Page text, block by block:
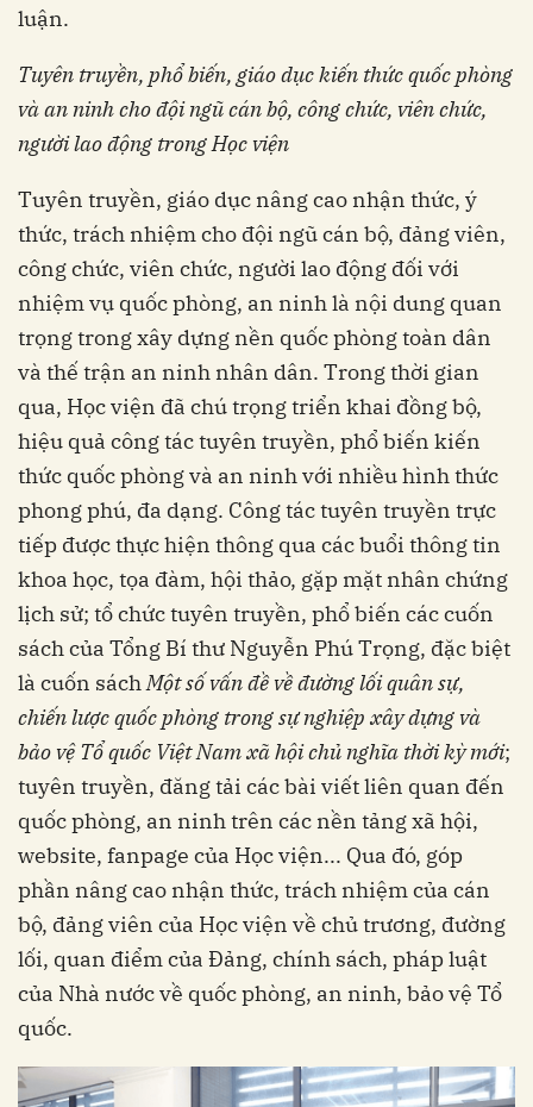
luận.
Tuyên truyền, phổ biến, giáo dục kiến thức quốc phòng
và an ninh cho đội ngũ cán bộ, công chức, viên chức,
người lao động trong Học viện
Tuyên truyền, giáo dục nâng cao nhận thức, ý
thức, trách nhiệm cho đội ngũ cán bộ, đảng viên,
công chức, viên chức, người lao động đối với
nhiệm vụ quốc phòng, an ninh là nội dung quan
trọng trong xây dựng nền quốc phòng toàn dân
và thế trận an ninh nhân dân. Trong thời gian
qua, Học viện đã chú trọng triển khai đồng bộ,
hiệu quả công tác tuyên truyền, phổ biến kiến
thức quốc phòng và an ninh với nhiều hình thức
phong phú, đa dạng. Công tác tuyên truyền trực
tiếp được thực hiện thông qua các buổi thông tin
khoa học, tọa đàm, hội thảo, gặp mặt nhân chứng
lịch sử; tổ chức tuyên truyền, phổ biến các cuốn
sách của Tổng Bí thư Nguyễn Phú Trọng, đặc biệt
là cuốn sáchMột số vấn đề về đường lối quân sự,
chiến lược quốc phòng trong sự nghiệp xây dựng và
bảo vệ Tổ quốc Việt Nam xã hội chủ nghĩa thời kỳ mới;
tuyên truyền, đăng tải các bài viết liên quan đến
quốc phòng, an ninh trên các nền tảng xã hội,
website, fanpage của Học viện... Qua đó, góp
phần nâng cao nhận thức, trách nhiệm của cán
bộ, đảng viên của Học viện về chủ trương, đường
lối, quan điểm của Đảng, chính sách, pháp luật
của Nhà nước về quốc phòng, an ninh, bảo vệ Tổ
quốc.